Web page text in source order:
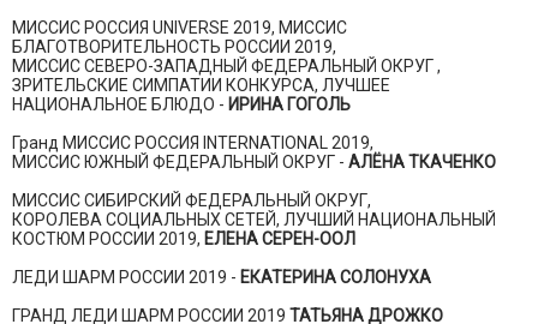
МИССИС РОССИЯ UNIVERSE 2019, МИССИС
БЛАГОТВОРИТЕЛЬНОСТЬ РОССИИ 2019,
МИССИС СЕВЕРО-ЗАПАДНЫЙ ФЕДЕРАЛЬНЫЙ ОКРУГ ,
ЗРИТЕЛЬСКИЕ СИМПАТИИ КОНКУРСА, ЛУЧШЕЕ
НАЦИОНАЛЬНОЕ БЛЮДО - ИРИНА ГОГОЛЬ
Гранд МИССИС РОССИЯ INTERNATIONAL 2019,
МИССИС ЮЖНЫЙ ФЕДЕРАЛЬНЫЙ ОКРУГ - АЛЁНА ТКАЧЕНКО
МИССИС СИБИРСКИЙ ФЕДЕРАЛЬНЫЙ ОКРУГ,
КОРОЛЕВА СОЦИАЛЬНЫХ СЕТЕЙ, ЛУЧШИЙ НАЦИОНАЛЬНЫЙ
КОСТЮМ РОССИИ 2019, ЕЛЕНА СЕРЕН-ООЛ
ЛЕДИ ШАРМ РОССИИ 2019 - ЕКАТЕРИНА СОЛОНУХА
ГРАНД ЛЕДИ ШАРМ РОССИИ 2019 ТАТЬЯНА ДРОЖКО